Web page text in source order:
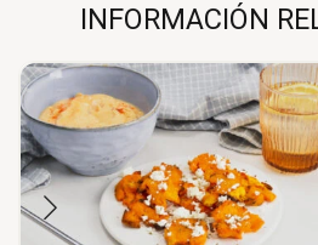
INFORMACIÓN